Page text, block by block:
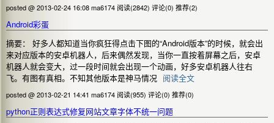
posted @ 2013-02-24 16:08 ma6174 阅读(2842) 评论(0) 推荐(2)
Android彩蛋
摘要： 好多人都知道当你疯狂得点击下图的“Android版本”的时候，就会出
来对应版本的安卓机器人，后来偶然发现，当你一直按着屏幕之后，安卓
机器人就会变大，过一段时间就会出现一个动画，好多安卓机器人往右
飞。有图有真相。不知其他版本是神马情况 阅读全文
posted @ 2013-02-21 14:41 ma6174 阅读(955) 评论(0) 推荐(0)
python正则表达式修复网站文章字体不统一问题